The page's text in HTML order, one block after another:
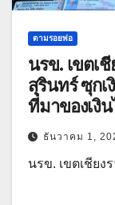
ตามรอยพ่อ
นรข. เขตเ
สุรินทร์ ซุกเ
ที่มาของเงิ
ธันวาคม 1,
นรข. เขตเชียง